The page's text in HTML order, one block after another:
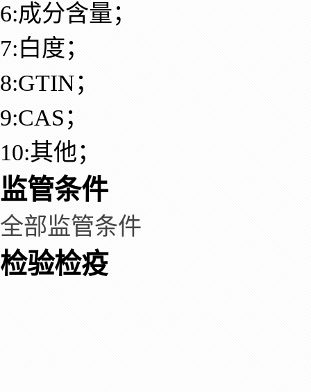
6:成分含量；
7:白度；
8:GTIN；
9:CAS；
10:其他；
监管条件
全部监管条件
检验检疫